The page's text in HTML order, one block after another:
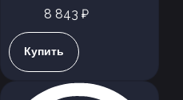
8 843 ₽
Купить